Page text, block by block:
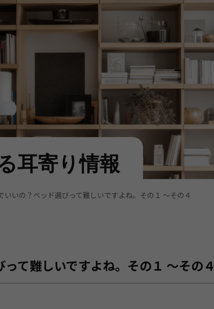
耳寄り情報
いいの？ベッド選びって難しいですよね。その１ ～その４
て難しいですよね。その１ ～その４